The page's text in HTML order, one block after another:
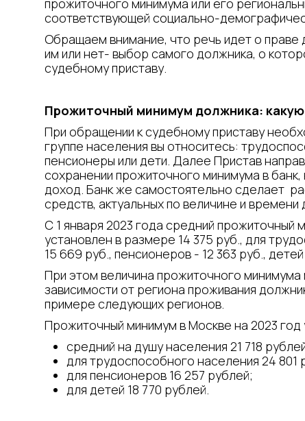
прожиточного минимума или его
соответствующей социально-
Обращаем внимание, что речь идет о праве
им или нет- выбор самого должника, о
судебному приставу.
Прожиточный минимум должника:
При обращении к судебному приставу
группе населения вы относитесь:
пенсионеры или дети. Далее Пристав
сохранении прожиточного минимума в банк,
доход. Банк же самостоятельно сделает
средств, актуальных по величине и времени
С 1 января 2023 года средний прожиточный
установлен в размере 14 375 руб., для
15 669 руб., пенсионеров - 12 363 руб.,
При этом величина прожиточного минимума
зависимости от региона проживания
примере следующих регионов.
Прожиточный минимум в Москве на 2023 год
средний на душу населения 21 718
для трудоспособного населения 24 801
для пенсионеров 16 257 рублей;
для детей 18 770 рублей.